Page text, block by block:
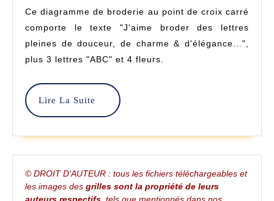
Élégance
–
Point
De
Croix
–
Liselotte
Ce diagramme de broderie au point de croix carré
comporte le texte "J'aime broder des lettres
pleines de douceur, de charme & d'élégance...",
plus 3 lettres "ABC" et 4 fleurs.
Lire La Suite
Lire
La
© DROIT D'AUTEUR : tous les fichiers téléchargeables et
les images des grilles sont la propriété de leurs